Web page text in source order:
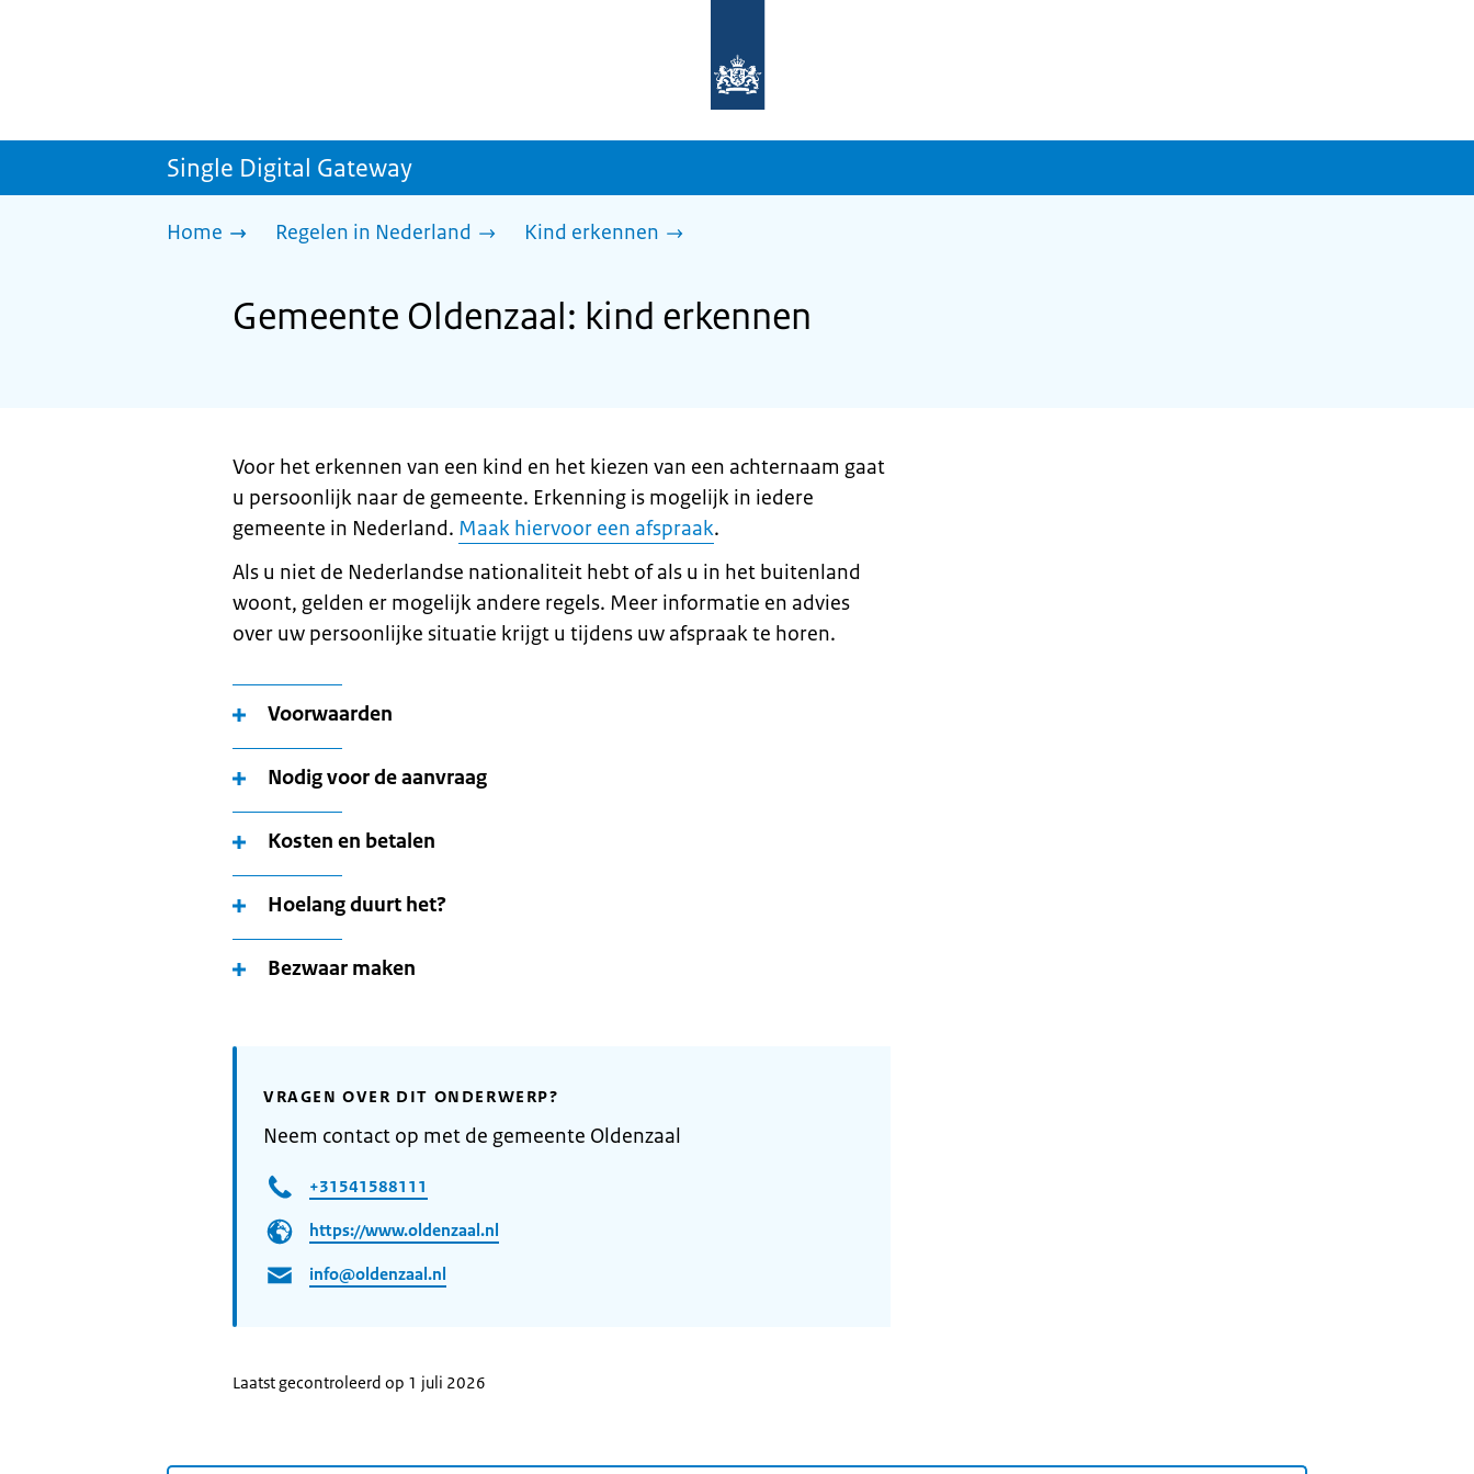
homepage
sdg.rijksoverheid.nl
Single Digital Gateway
Home Regelen in Nederland Kind erkennen
Gemeente Oldenzaal: kind erkennen
Voor het erkennen van een kind en het kiezen van een achternaam gaat
u persoonlijk naar de gemeente. Erkenning is mogelijk in iedere
gemeente in Nederland. Maak hiervoor een afspraak.
Als u niet de Nederlandse nationaliteit hebt of als u in het buitenland
woont, gelden er mogelijk andere regels. Meer informatie en advies
over uw persoonlijke situatie krijgt u tijdens uw afspraak te horen.
Voorwaarden
Nodig voor de aanvraag
Kosten en betalen
Hoelang duurt het?
Bezwaar maken
VRAGEN OVER DIT ONDERWERP?
Neem contact op met de gemeente Oldenzaal
+31541588111
https://www.oldenzaal.nl
info@oldenzaal.nl
Laatst gecontroleerd op 1 juli 2026